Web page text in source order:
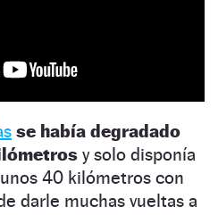
se había degradado
y solo disponía
40 kilómetros con
darle muchas vueltas a